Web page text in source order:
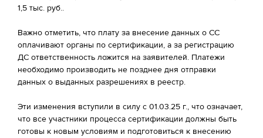
1,5 тыс. руб..
Важно отметить, что плату за внесение данных о СС
оплачивают органы по сертификации, а за регистрацию
ДС ответственность ложится на заявителей. Платежи
необходимо производить не позднее дня отправки
данных о выданных разрешениях в реестр.
Эти изменения вступили в силу с 01.03.25 г., что означает,
что все участники процесса сертификации должны быть
готовы к новым условиям и подготовиться к внесению